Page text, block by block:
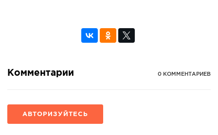
Комментарии 0 КОММЕНТАРИЕВ
АВТОРИЗУЙТЕСЬ